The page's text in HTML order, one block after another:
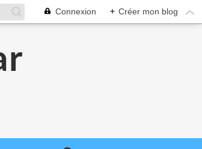
Connexion + Créer mon blog